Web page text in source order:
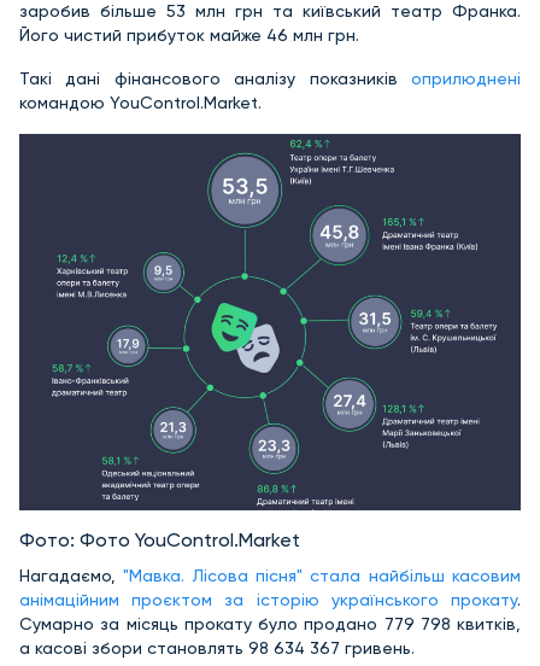
заробив більше 53 млн грн та київський театр Франка.
Його чистий прибуток майже 46 млн грн.
Такі дані фінансового аналізу показників оприлюднені
командою YouControl.Market.
Фото: Фото YouControl.Market
Нагадаємо,"Мавка. Лісова пісня" стала найбільш касовим
анімаційним проєктом за історію українського прокату.
Сумарно за місяць прокату було продано 779 798 квитків,
а касові збори становлять 98 634 367 гривень.